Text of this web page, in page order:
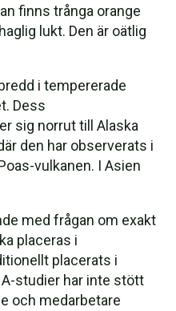
finns trånga orange
lukt. Den är oätlig
i tempererade
Dess
sig norrut till Alaska
den har observerats i
vulkanen. I Asien
med frågan om exakt
placeras i
placerats i
studier har inte stött
och medarbetare